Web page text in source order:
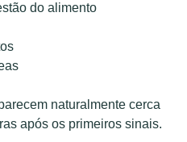
do alimento
naturalmente cerca
após os primeiros sinais.